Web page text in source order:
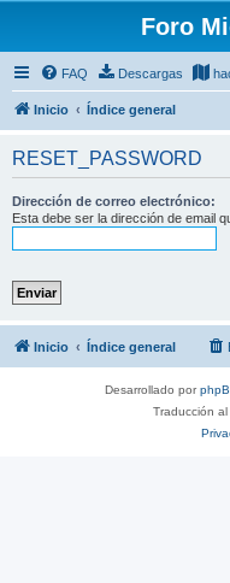
Foro
FAQ Descargas
Inicio Índice general
RESET_PASSWORD
Dirección de correo electrónico:
Esta debe ser la dirección de email
Inicio Índice general
Desarrollado por
Traducción